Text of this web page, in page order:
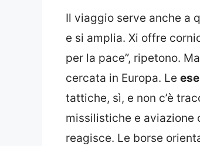
Il viaggio serve anche a
e si amplia. Xi offre
per la pace”, ripetono.
cercata in Europa. Le
tattiche, sì, e non c’è
missilistiche e aviazione
reagisce. Le borse